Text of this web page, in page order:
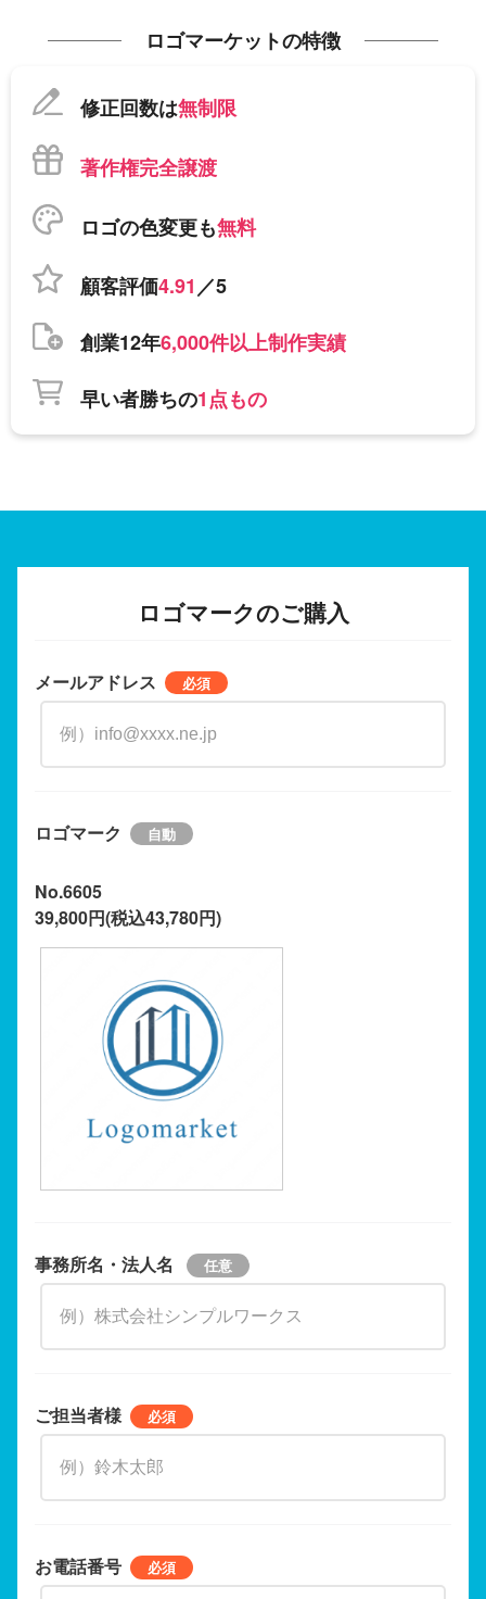
ロゴマーケットの特徴
修正回数は無制限
著作権完全譲渡
ロゴの色変更も無料
顧客評価4.91／5
創業12年6,000件以上制作実績
早い者勝ちの1点もの
ロゴマークのご購入
メールアドレス
ロゴマーク
No.6605
39,800円(税込43,780円)
事務所名・法人名
ご担当者様
お電話番号